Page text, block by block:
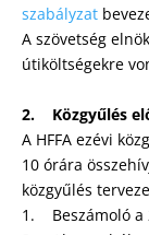
szabályzat
A szövetség
útiköltségekre
2. Közgyűlés
A HFFA ezévi
10 órára
közgyűlés
1. Beszámoló a